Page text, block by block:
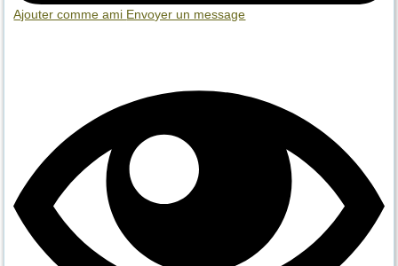
Ajouter comme ami Envoyer un message